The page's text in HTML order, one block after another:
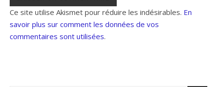
Ce site utilise Akismet pour réduire les indésirables. En
savoir plus sur comment les données de vos
commentaires sont utilisées.